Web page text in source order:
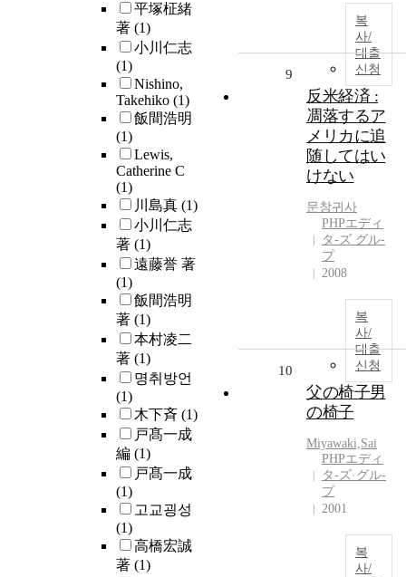
平塚柾緒
著 (1)
小川仁志
(1)
Nishino,
Takehiko (1)
飯間浩明
(1)
Lewis,
Catherine C
(1)
川島真 (1)
小川仁志
著 (1)
遠藤誉 著
(1)
飯間浩明
著 (1)
本村凌二
著 (1)
명취방언
(1)
木下斉 (1)
戸髙一成
編 (1)
戸髙一成
(1)
고교굉성
(1)
高橋宏誠
著 (1)
복
사/
대출
신청
9
反米経済 :
凋落するア
メリカに追
随してはい
けない
문창귀사
PHPエディ
タ-ズ グル-
プ
2008
복
사/
대출
신청
10
父の椅子男
の椅子
Miyawaki,Sai
PHPエディ
タ-ズ·グル-
プ
2001
복
사/